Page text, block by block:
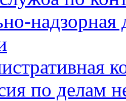
надзорная
по делам